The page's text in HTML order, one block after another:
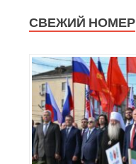
СВЕЖИЙ НОМЕР